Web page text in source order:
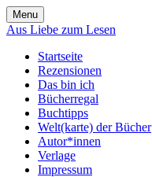
Skip
to
Menu
Aus Liebe zum Lesen
Startseite
Rezensionen
Das bin ich
Bücherregal
Buchtipps
Welt(karte) der Bücher
Autor*innen
Verlage
Impressum